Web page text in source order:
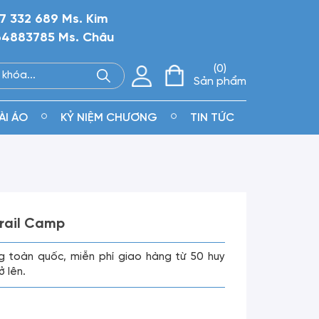
332 689 Ms. Kim
Ms. Châu
0
Sản phẩm
ÁO KỶ NIỆM CHƯƠNG TIN TỨC
Camp
toàn quốc, miễn phí giao hàng từ 50 huy
lên.